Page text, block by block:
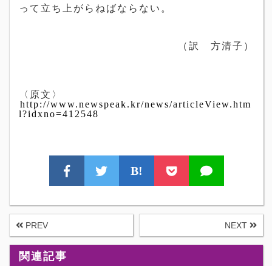
って立ち上がらねばならない。
（訳 方清子）
〈原文〉
http://www.newspeak.kr/news/articleView.htm
l?idxno=412548
B!
PREV NEXT
関連記事